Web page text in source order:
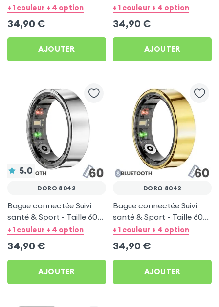
Or
+ 1 couleur + 4 option
34,90 €
AJOUTER
Noir
+ 1 couleur + 4 option
34,90 €
AJOUTER
5.0
DORO 8042
Bague connectée Suivi
santé & Sport - Taille 60
Argent
+ 1 couleur + 4 option
34,90 €
AJOUTER
DORO 8042
Bague connectée Suivi
santé & Sport - Taille 60
Or
+ 1 couleur + 4 option
34,90 €
AJOUTER